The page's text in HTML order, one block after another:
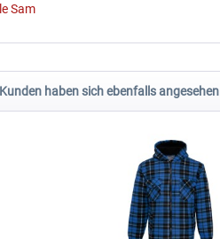
Sam
Kunden haben sich ebenfalls angesehen